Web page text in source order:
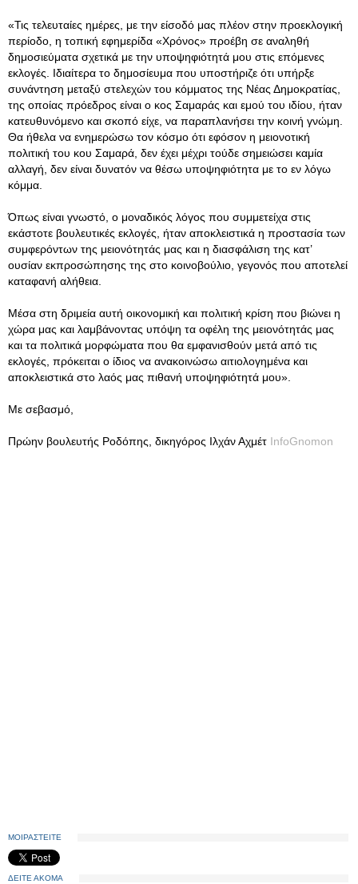
«Τις τελευταίες ημέρες, με την είσοδό μας πλέον στην προεκλογική
περίοδο, η τοπική εφημερίδα «Χρόνος» προέβη σε αναληθή
δημοσιεύματα σχετικά με την υποψηφιότητά μου στις επόμενες
εκλογές. Ιδιαίτερα το δημοσίευμα που υποστήριζε ότι υπήρξε
συνάντηση μεταξύ στελεχών του κόμματος της Νέας Δημοκρατίας,
της οποίας πρόεδρος είναι ο κος Σαμαράς και εμού του ιδίου, ήταν
κατευθυνόμενο και σκοπό είχε, να παραπλανήσει την κοινή γνώμη.
Θα ήθελα να ενημερώσω τον κόσμο ότι εφόσον η μειονοτική
πολιτική του κου Σαμαρά, δεν έχει μέχρι τούδε σημειώσει καμία
αλλαγή, δεν είναι δυνατόν να θέσω υποψηφιότητα με το εν λόγω
κόμμα.
Όπως είναι γνωστό, ο μοναδικός λόγος που συμμετείχα στις
εκάστοτε βουλευτικές εκλογές, ήταν αποκλειστικά η προστασία των
συμφερόντων της μειονότητάς μας και η διασφάλιση της κατ’
ουσίαν εκπροσώπησης της στο κοινοβούλιο, γεγονός που αποτελεί
καταφανή αλήθεια.
Μέσα στη δριμεία αυτή οικονομική και πολιτική κρίση που βιώνει η
χώρα μας και λαμβάνοντας υπόψη τα οφέλη της μειονότητάς μας
και τα πολιτικά μορφώματα που θα εμφανισθούν μετά από τις
εκλογές, πρόκειται ο ίδιος να ανακοινώσω αιτιολογημένα και
αποκλειστικά στο λαός μας πιθανή υποψηφιότητά μου».
Με σεβασμό,
Πρώην βουλευτής Ροδόπης, δικηγόρος Ιλχάν Αχμέτ InfoGnomon
ΜΟΙΡΑΣΤΕΙΤΕ
ΔΕΙΤΕ ΑΚΟΜΑ